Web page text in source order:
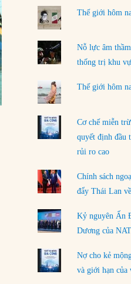
01/08/2026
Chiến lược kế tiếp của
31/07/2026
LOAD
Thế giới hôm
Nỗ lực âm
thống trị khu
Thế giới hôm
Cơ chế miễn
quyết định đầu
rủi ro cao
Chính sách
đẩy Thái Lan
Kỷ nguyên Ấn
Dương của
Nợ cho kẻ
và giới hạn của